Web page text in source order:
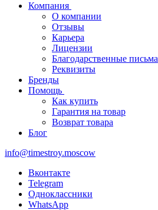
Компания
О компании
Отзывы
Карьера
Лицензии
Благодарственные письма
Реквизиты
Бренды
Помощь
Как купить
Гарантия на товар
Возврат товара
Блог
info@timestroy.moscow
Вконтакте
Telegram
Одноклассники
WhatsApp